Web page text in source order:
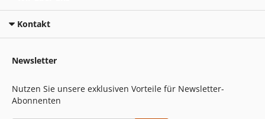
Kontakt
Newsletter
Nutzen Sie unsere exklusiven Vorteile für Newsletter-
Abonnenten